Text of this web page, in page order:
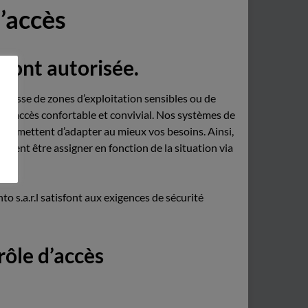
autorisée.
de zones d’exploitation sensibles ou de
confortable et convivial. Nos systèmes de
d’adapter au mieux vos besoins. Ainsi,
être assigner en fonction de la situation via
s.a.r.l satisfont aux exigences de sécurité
d’accès